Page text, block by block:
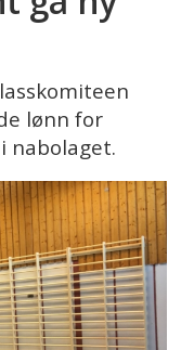
lønn for
nabolaget.